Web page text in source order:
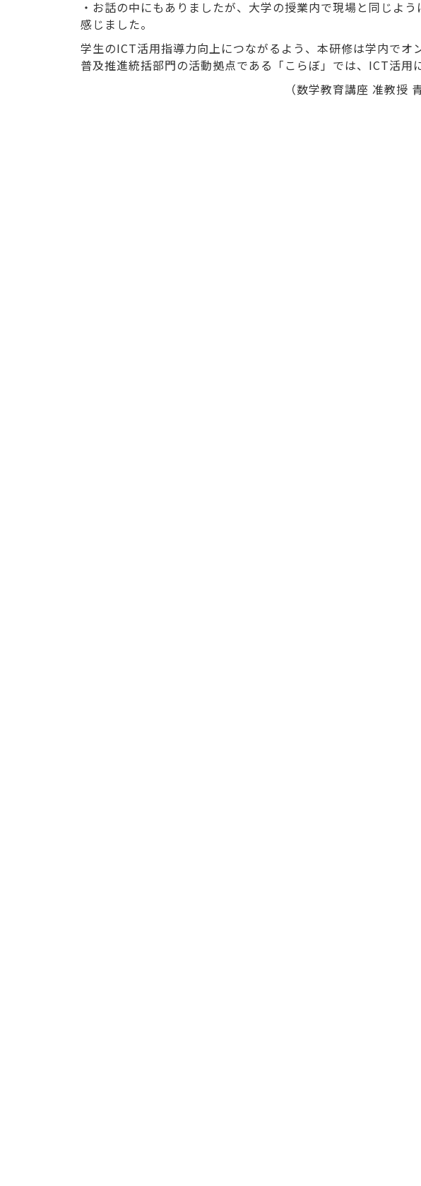
・お話の中にもありましたが、大学の授業内で現場と同じよ
感じました。
学生のICT活用指導力向上につながるよう、本研修は学内で
普及推進統括部門の活動拠点である「こらぼ」では、ICT活用
（数学教育講座 准教授